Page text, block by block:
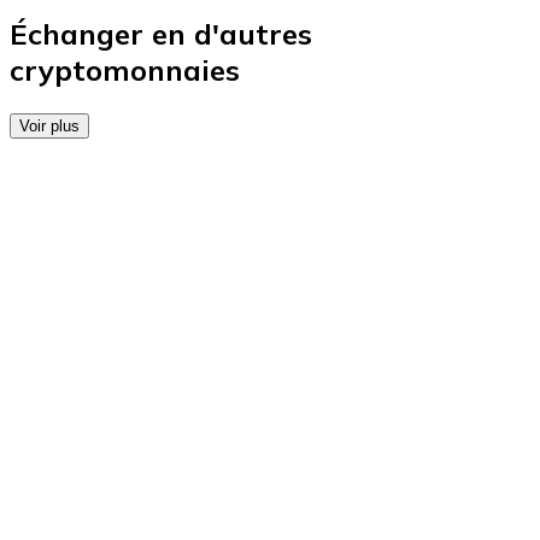
Achetez des cartes-cadeaux de vos marques
Aller à la boutique de cartes-cadeaux
Échanger en d'autres
cryptomonnaies
Voir plus